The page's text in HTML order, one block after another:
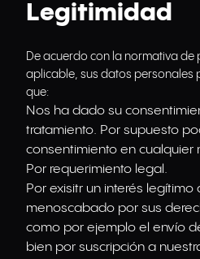
Legitimidad
De acuerdo con la normativa de
aplicable, sus datos personales
que:
Nos ha dado su
tratamiento. Por supuesto
consentimiento en cualquier
Por requerimiento legal.
Por exisitr un interés
menoscabado por sus
como por ejemplo el envío
bien por suscripción a